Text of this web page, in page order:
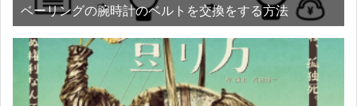
ベーリングの腕時計のベルトを交換をする方法